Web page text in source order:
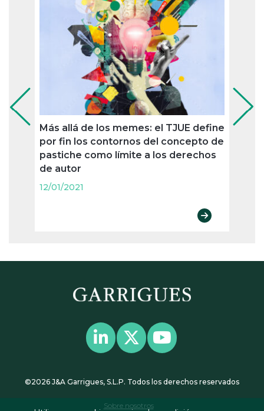
Más allá de los memes: el TJUE define
por fin los contornos del concepto de
pastiche como límite a los derechos
de autor
12/01/2021
©2026 J&A Garrigues, S.L.P. Todos los derechos reservados
Sobre nosotros